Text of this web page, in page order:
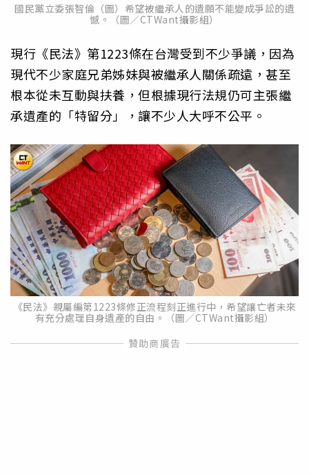
國民黨立委張智倫（圖）希望被繼承人的遺願不能變成爭訟的遺
憾。（圖／CTWant攝影組）
現行《民法》第1223條在台灣受到不少爭議，因為
現代不少家庭兄弟姊妹與被繼承人關係疏遠，甚至
根本從未互動與扶養，但根據現行法規仍可主張繼
承遺產的「特留分」，讓不少人大呼不公平。
《民法》親屬編第1223條修正流程刻正進行中，希望讓亡者未來
有充分處理自身遺產的自由。（圖／CTWant攝影組）